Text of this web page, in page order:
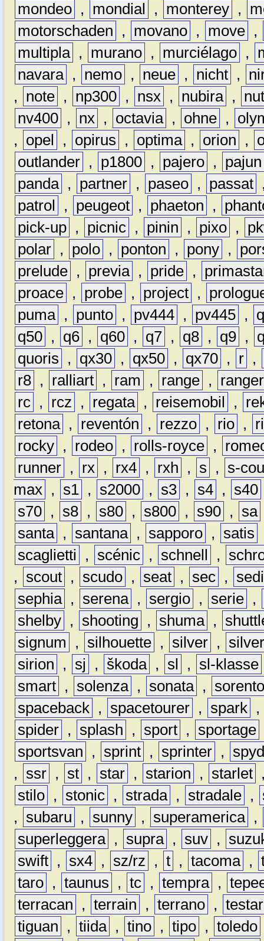
mondeo , mondial , monterey ,
motorschaden
, movano , move ,
multipla , murano , murciélago ,
navara , nemo , neue , nicht ,
,
note , np300 , nsx , nubira ,
nv400 , nx , octavia , ohne ,
,
opel , opirus , optima , orion ,
outlander , p1800 , pajero ,
pajun
panda , partner , paseo , passat
patrol
, peugeot , phaeton ,
pick-up , picnic , pinin , pixo ,
polar , polo , ponton , pony ,
prelude , previa , pride ,
proace , probe , project ,
puma , punto , pv444 , pv445 ,
q50 , q6 , q60 , q7 , q8 , q9 ,
quoris
, qx30 , qx50 , qx70 , r ,
r8 , ralliart , ram , range ,
ranger
rc , rcz , regata , reisemobil ,
retona , reventón , rezzo , rio ,
rocky , rodeo , rolls-royce ,
runner , rx , rx4 , rxh , s ,
s-
max , s1 , s2000 , s3 , s4 , s40
s70 , s8 , s80 , s800 , s90 , sa
santa , santana , sapporo , satis
scaglietti
, scénic , schnell ,
,
scout , scudo , seat , sec ,
sephia , serena , sergio , serie ,
shelby , shooting , shuma ,
signum
, silhouette , silver ,
sirion
, sj , škoda , sl , sl-klasse
smart , solenza , sonata ,
spaceback , spacetourer , spark ,
spider , splash , sport , sportage
sportsvan
, sprint , sprinter ,
,
ssr , st , star , starion , starlet
stilo , stonic , strada , stradale ,
,
subaru , sunny , superamerica ,
superleggera , supra , suv ,
swift , sx4 , sz/rz , t , tacoma ,
taro , taunus , tc , tempra ,
terracan
, terrain , terrano ,
tiguan
, tiida , tino , tipo , toledo